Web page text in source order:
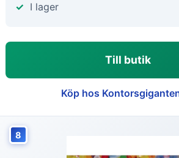
I lager
Till butik
Köp hos
8